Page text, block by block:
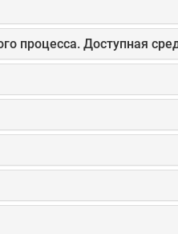
процесса. Доступная